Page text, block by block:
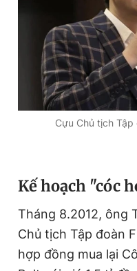
Quảng cáo
Tổng biên tập: Nguyễn
Phó tổng biên tập thường
Phó tổng biên tập: Lâm
Phó tổng biên tập: Trần
Tổng thư ký tòa soạn: Đức
Giấy phép xuất bản số
© 2003-2026 Bản quyền
chép dưới mọi hình thức
bản. Phát triển bởi ePi
Cựu Chủ tịch Tập
Kế hoạch "cóc
Tháng 8.2012, ông
Chủ tịch Tập đoàn
hợp đồng mua lại